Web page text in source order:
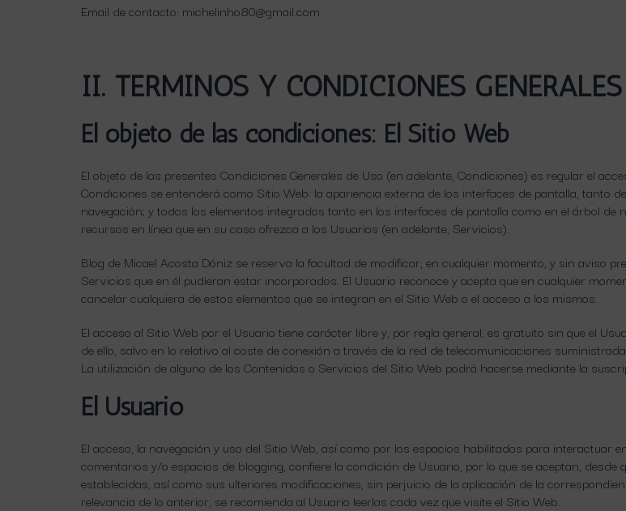
Email de contacto: michelinho80@gmail.com
II. TÉRMINOS Y CONDICIONES
El objeto de las condiciones: El Sitio Web
El objeto de las presentes Condiciones Generales de Uso (en adelante, Condiciones) es regular el
Condiciones se entenderá como Sitio Web: la apariencia externa de los interfaces de pantalla, tanto
navegación; y todos los elementos integrados tanto en los interfaces de pantalla como en el árbol
recursos en línea que en su caso ofrezca a los Usuarios (en adelante, Servicios).
Blog de Micael Acosta Dóniz se reserva la facultad de modificar, en cualquier momento, y sin aviso
Servicios que en él pudieran estar incorporados. El Usuario reconoce y acepta que en cualquier
cancelar cualquiera de estos elementos que se integran en el Sitio Web o el acceso a los mismos.
El acceso al Sitio Web por el Usuario tiene carácter libre y, por regla general, es gratuito sin que el
de ello, salvo en lo relativo al coste de conexión a través de la red de telecomunicaciones
La utilización de alguno de los Contenidos o Servicios del Sitio Web podrá hacerse mediante la
El Usuario
El acceso, la navegación y uso del Sitio Web, así como por los espacios habilitados para interactuar
comentarios y/o espacios de blogging, confiere la condición de Usuario, por lo que se aceptan,
establecidas, así como sus ulteriores modificaciones, sin perjuicio de la aplicación de la
relevancia de lo anterior, se recomienda al Usuario leerlas cada vez que visite el Sitio Web.